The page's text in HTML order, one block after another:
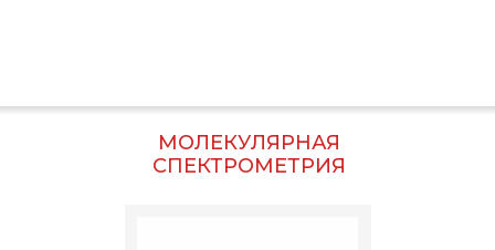
МОЛЕКУЛЯРНАЯ
СПЕКТРОМЕТРИЯ